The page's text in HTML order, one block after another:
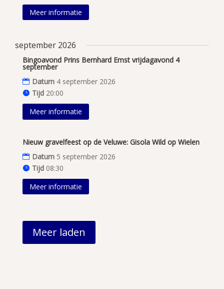
Meer informatie
september 2026
Bingoavond Prins Bernhard Emst vrijdagavond 4
september
Datum 4 september 2026
Tijd 20:00
Meer informatie
Nieuw gravelfeest op de Veluwe: Gisola Wild op Wielen
Datum 5 september 2026
Tijd 08:30
Meer informatie
Meer laden